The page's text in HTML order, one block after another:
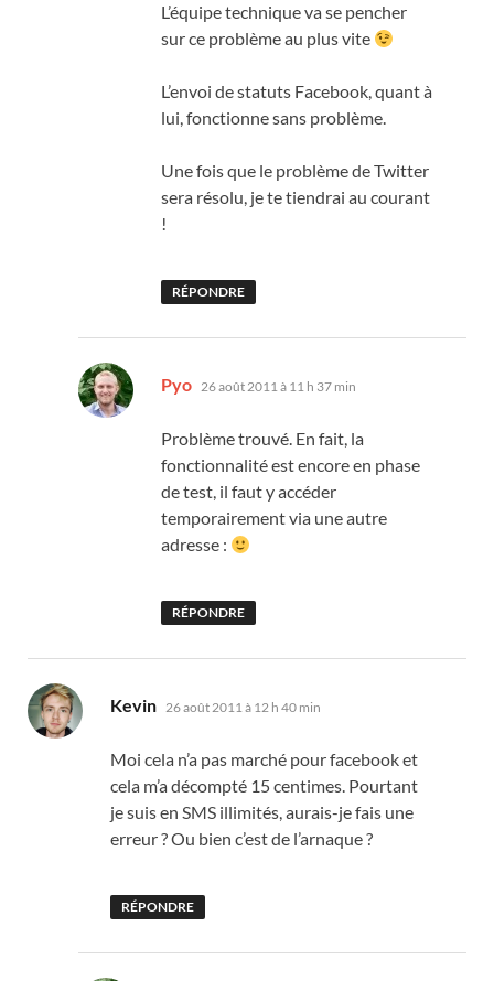
L’équipe technique va se pencher
sur ce problème au plus vite
L’envoi de statuts Facebook, quant à
lui, fonctionne sans problème.
Une fois que le problème de Twitter
sera résolu, je te tiendrai au courant
!
RÉPONDRE
Pyo dit :
26 août 2011 à 11 h 37 min
Problème trouvé. En fait, la
fonctionnalité est encore en phase
de test, il faut y accéder
temporairement via une autre
adresse :
RÉPONDRE
Kevin dit :
26 août 2011 à 12 h 40 min
Moi cela n’a pas marché pour facebook et
cela m’a décompté 15 centimes. Pourtant
je suis en SMS illimités, aurais-je fais une
erreur ? Ou bien c’est de l’arnaque ?
RÉPONDRE